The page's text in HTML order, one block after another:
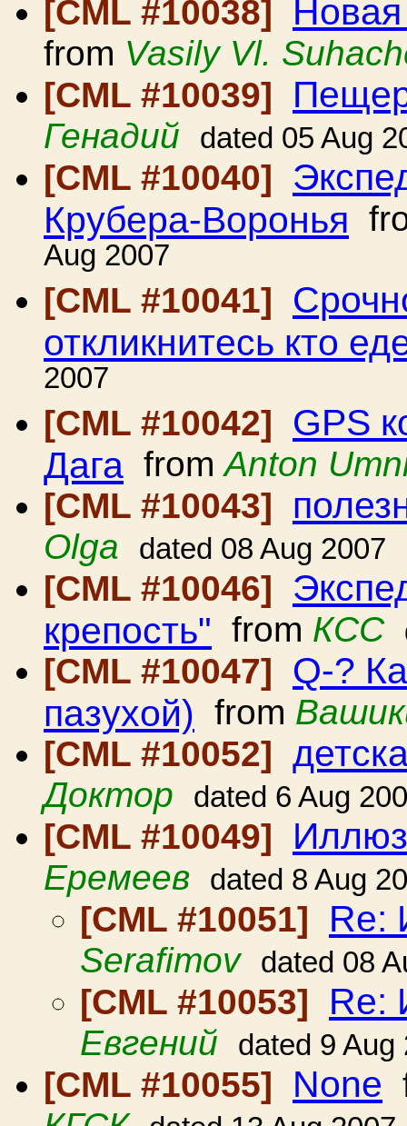
[CML #10038]
from Vasily Vl.
[CML #10039]
Генадий dated 05 Aug
[CML #10040]
Крубера-Воронья
Aug 2007
[CML #10041]
откликнитесь кто
2007
[CML #10042]
GPS
Дага fromAnton
[CML #10043]
Olga dated 08 Aug 2007
[CML #10046]
крепость" from КСС
[CML #10047] Q-?
пазухой) from
[CML #10052]
Доктор dated 6 Aug
[CML #10049]
Еремеев dated 8 Aug
[CML #10051] Re:
Serafimov dated 08
[CML #10053] Re:
Евгений dated 9 Aug
[CML #10055] None